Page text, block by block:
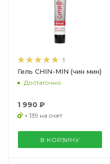
1
Гель CHIN-MIN (чин мин)
Достаточно
1 990 ₽
+ 139 на счет
В КОРЗИНУ